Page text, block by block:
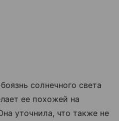
солнечного света
ее похожей на
уточнила, что также не